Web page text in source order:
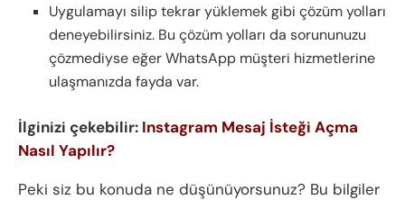
Uygulamayı silip tekrar yüklemek gibi çözüm yolları
deneyebilirsiniz. Bu çözüm yolları da sorununuzu
çözmediyse eğer WhatsApp müşteri hizmetlerine
ulaşmanızda fayda var.
İlginizi çekebilir: Instagram Mesaj İsteği Açma
Nasıl Yapılır?
Peki siz bu konuda ne düşünüyorsunuz? Bu bilgiler